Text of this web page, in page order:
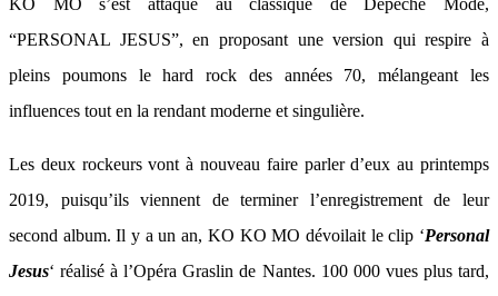
KO MO s’est attaqué au classique de Depeche Mode,
“PERSONAL JESUS”, en proposant une version qui respire à
pleins poumons le hard rock des années 70, mélangeant les
influences tout en la rendant moderne et singulière.
Les deux rockeurs vont à nouveau faire parler d’eux au printemps
2019, puisqu’ils viennent de terminer l’enregistrement de leur
second album. Il y a un an, KO KO MO dévoilait le clip ‘Personal
Jesus‘ réalisé à l’Opéra Graslin de Nantes. 100 000 vues plus tard,